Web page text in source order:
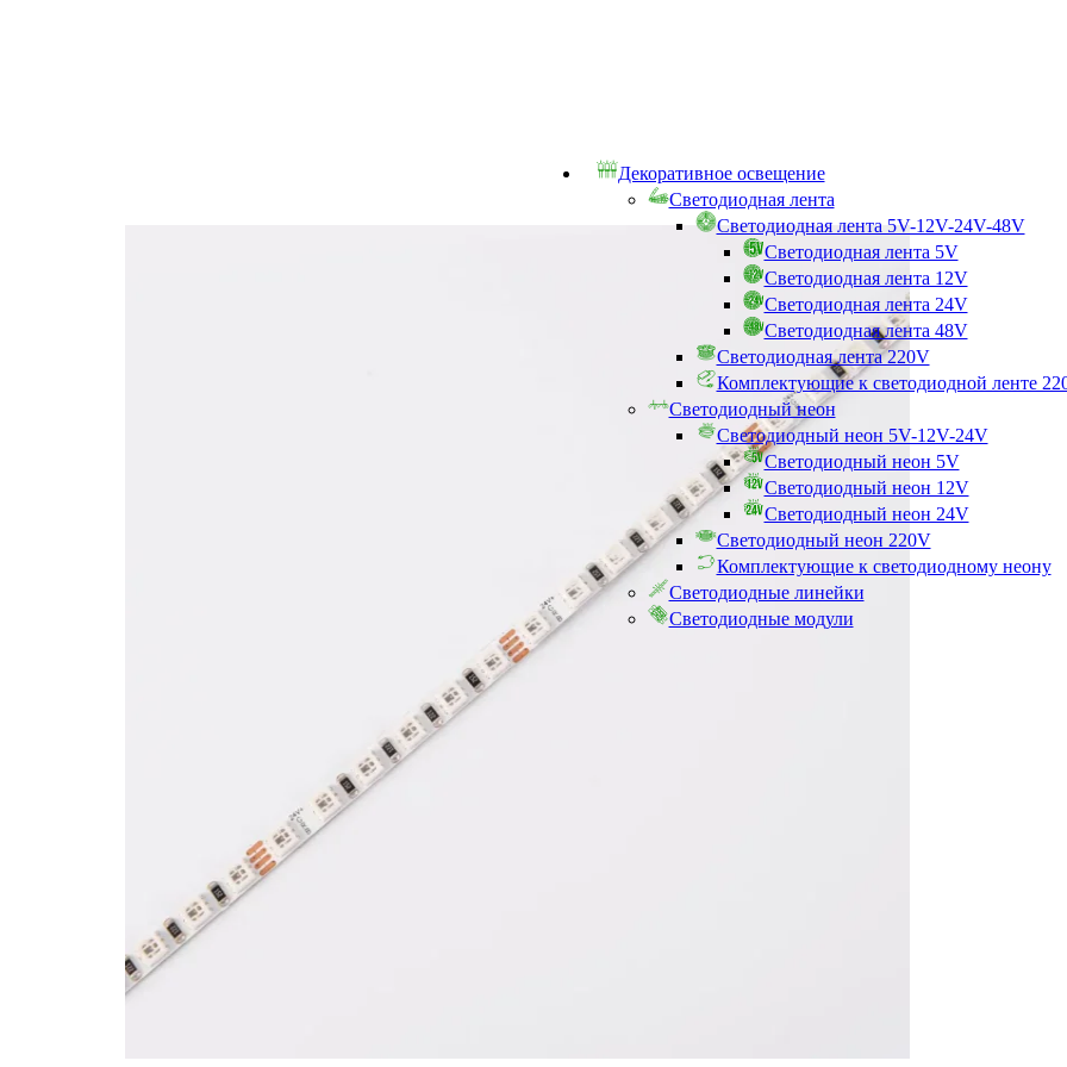
Декоративное освещение
Светодиодная лента
Светодиодная лента 5V-12V-24V-48V
Светодиодная лента 5V
Светодиодная лента 12V
Светодиодная лента 24V
Светодиодная лента 48V
Светодиодная лента 220V
Комплектующие к светодиодной ленте
Светодиодный неон
Светодиодный неон 5V-12V-24V
Светодиодный неон 5V
Светодиодный неон 12V
Светодиодный неон 24V
Светодиодный неон 220V
Комплектующие к светодиодному неону
Светодиодные линейки
Светодиодные модули